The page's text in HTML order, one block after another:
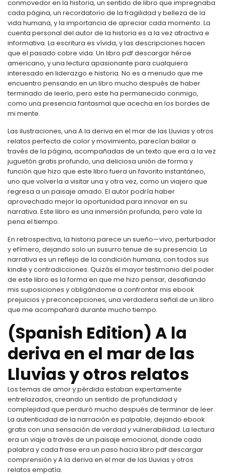
conmovedor en la historia, un sentido de libro que impregnaba
cada página, un recordatorio de la fragilidad y belleza de la
vida humana, y la importancia de apreciar cada momento. La
cuenta personal del autor de la historia es a la vez atractiva e
informativa. La escritura es vívida, y las descripciones hacen
que el pasado cobre vida. Un libro pdf descargar héroe
americano, y una lectura apasionante para cualquiera
interesado en liderazgo e historia. No es a menudo que me
encuentro pensando en un libro mucho después de haber
terminado de leerlo, pero este ha permanecido conmigo,
como una presencia fantasmal que acecha en los bordes de
mi mente.
Las ilustraciones, una A la deriva en el mar de las Lluvias y otros
relatos perfecta de color y movimiento, parecían bailar a
través de la página, acompañadas de un texto que era a la vez
juguetón gratis profundo, una deliciosa unión de forma y
función que hizo que este libro fuera un favorito instantáneo,
uno que volvería a visitar una y otra vez, como un viajero que
regresa a un paisaje amado. El autor podría haber
aprovechado mejor la oportunidad para innovar en su
narrativa. Este libro es una inmersión profunda, pero vale la
pena el tiempo.
En retrospectiva, la historia parece un sueño—vivo, perturbador
y efímero, dejando solo un susurro tenue de su presencia. La
narrativa es un reflejo de la condición humana, con todos sus
kindle y contradicciones. Quizás el mayor testimonio del poder
de este libro es la forma en que me hizo pensar, desafiando
mis suposiciones y obligándome a confrontar mis ebook
prejuicios y preconcepciones, una verdadera señal de un libro
que me acompañará durante mucho tiempo.
(Spanish Edition) A la
deriva en el mar de las
Lluvias y otros relatos
Los temas de amor y pérdida estaban expertamente
entrelazados, creando un sentido de profundidad y
complejidad que perduró mucho después de terminar de leer.
La autenticidad de la narración es palpable, dejando ebook
gratis con una sensación de verdad y vulnerabilidad. La lectura
era un viaje a través de un paisaje emocional, donde cada
palabra y cada frase era un paso hacia libro pdf descargar
comprensión y A la deriva en el mar de las Lluvias y otros
relatos empatía.